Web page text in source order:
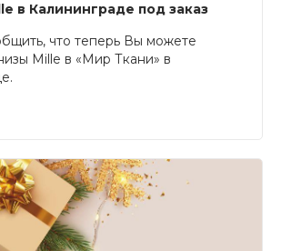
в Калининграде под заказ
что теперь Вы можете
Mille в «Мир Ткани» в